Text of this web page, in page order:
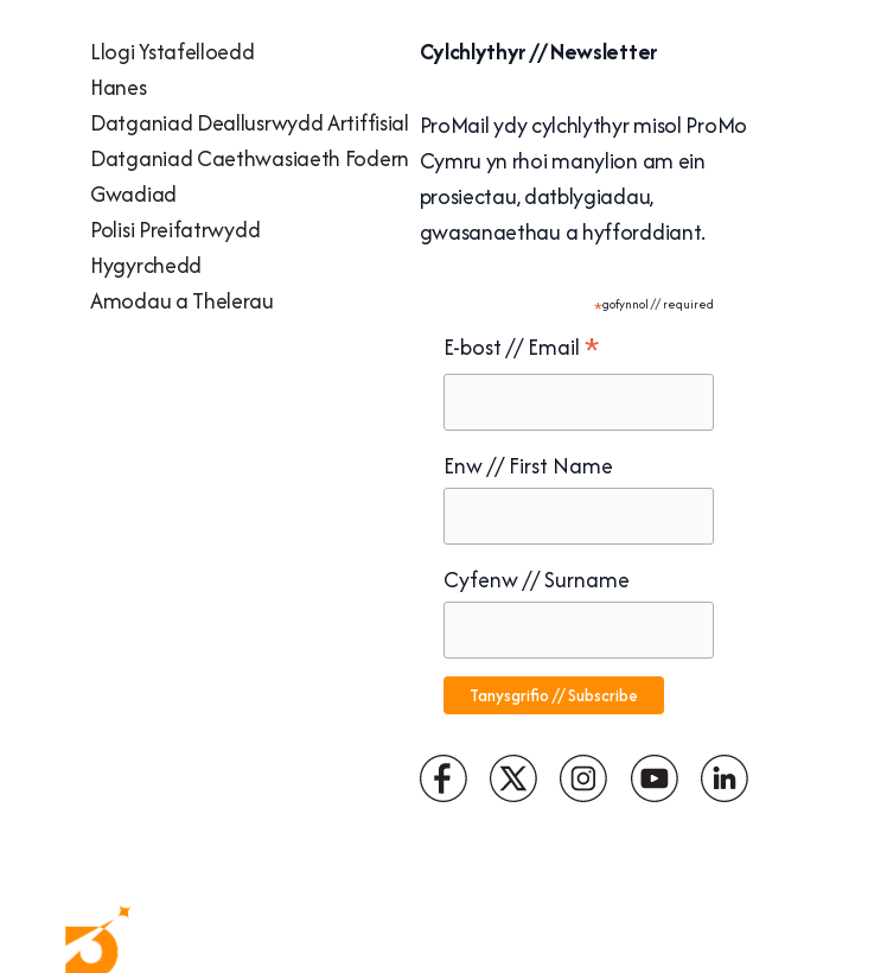
Llogi Ystafelloedd
Hanes
Datganiad Deallusrwydd Artiffisial
Datganiad Caethwasiaeth Fodern
Gwadiad
Polisi Preifatrwydd
Hygyrchedd
Amodau a Thelerau
Cylchlythyr // Newsletter
ProMail ydy cylchlythyr misol ProMo
Cymru yn rhoi manylion am ein
prosiectau, datblygiadau,
gwasanaethau a hyfforddiant.
*gofynnol // required
E-bost // Email*
Enw // First Name
Cyfenw // Surname